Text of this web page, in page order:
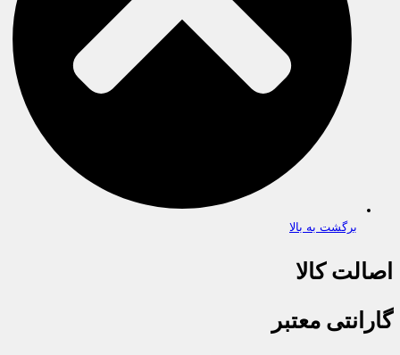
برگشت به بالا
اصالت کالا
گارانتی معتبر